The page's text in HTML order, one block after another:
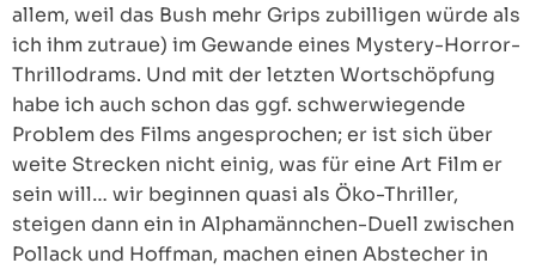
allem, weil das Bush mehr Grips zubilligen würde als
ich ihm zutraue) im Gewande eines Mystery-Horror-
Thrillodrams. Und mit der letzten Wortschöpfung
habe ich auch schon das ggf. schwerwiegende
Problem des Films angesprochen; er ist sich über
weite Strecken nicht einig, was für eine Art Film er
sein will… wir beginnen quasi als Öko-Thriller,
steigen dann ein in Alphamännchen-Duell zwischen
Pollack und Hoffman, machen einen Abstecher in